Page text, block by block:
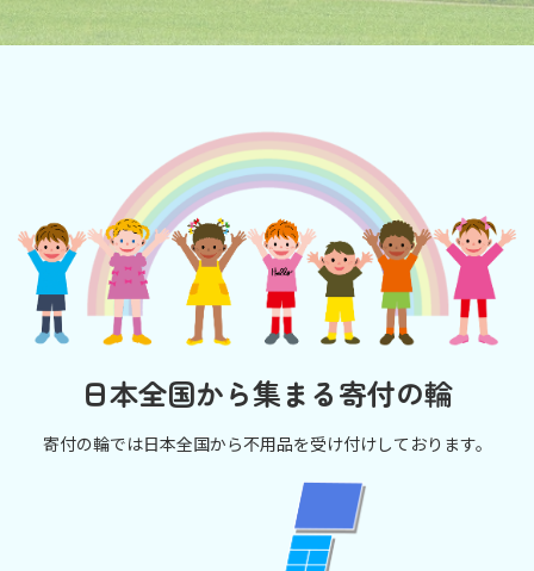
日本全国から集まる寄付の輪
寄付の輪では日本全国から不用品を受け付けしております。